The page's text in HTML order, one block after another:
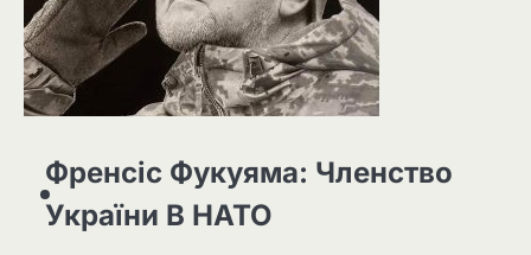
Френсіс Фукуяма: Членство
України В НАТО